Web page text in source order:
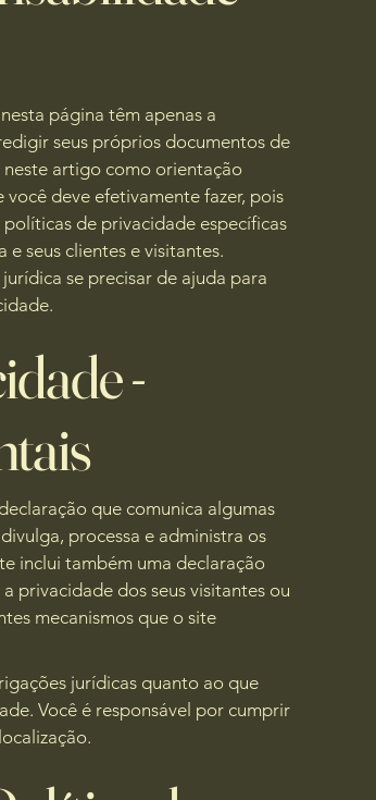
página têm apenas a
seus próprios documentos de
neste artigo como orientação
deve efetivamente fazer, pois
de privacidade específicas
e seus clientes e visitantes.
se precisar de ajuda para
-
que comunica algumas
processa e administra os
inclui também uma declaração
privacidade dos seus visitantes ou
mecanismos que o site
jurídicas quanto ao que
Você é responsável por cumprir